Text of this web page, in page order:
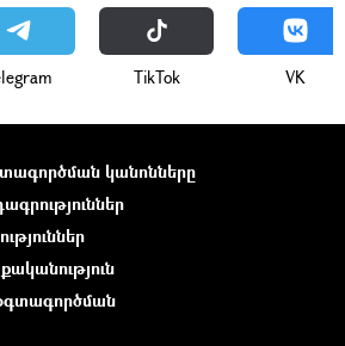
ТikТоk VK
կանոնները